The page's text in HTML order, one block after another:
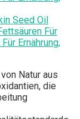
Seed Oil
Für
Ernährung,
Natur aus
die